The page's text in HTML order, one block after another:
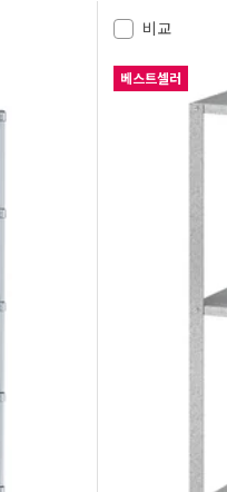
비교
베스트셀러